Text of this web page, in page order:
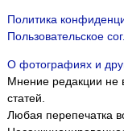
Политика
Пользовательское
О фотографиях и
Мнение редакции не
статей.
Любая перепечатка